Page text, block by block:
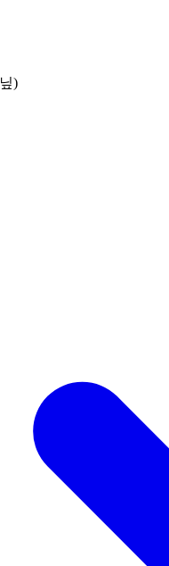
닢)